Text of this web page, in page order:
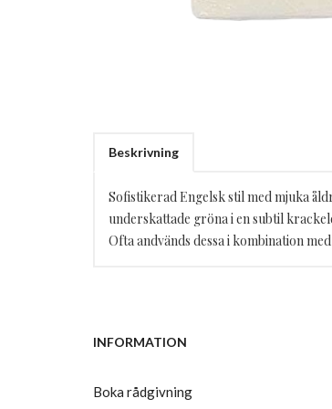
Beskrivning
Sofistikerad Engelsk stil med mjuka
underskattade gröna i en subtil
Ofta andvänds dessa i kombination
INFORMATION
Boka rådgivning